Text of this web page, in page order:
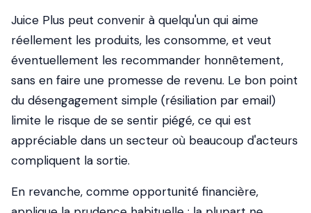
Juice Plus peut convenir à quelqu'un qui aime
réellement les produits, les consomme, et veut
éventuellement les recommander honnêtement,
sans en faire une promesse de revenu. Le bon point
du désengagement simple (résiliation par email)
limite le risque de se sentir piégé, ce qui est
appréciable dans un secteur où beaucoup d'acteurs
compliquent la sortie.
En revanche, comme opportunité financière,